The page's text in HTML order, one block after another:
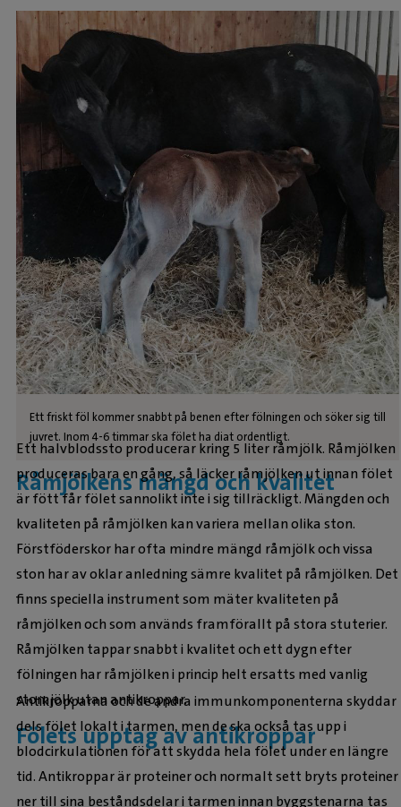
Ett friskt föl kommer snabbt på benen efter fölningen och söker sig till
juvret. Inom 4-6 timmar ska fölet ha diat ordentligt.
Råmjölkens mängd och kvalitet
Ett halvblodssto producerar kring 5 liter råmjölk. Råmjölken
produceras bara en gång, så läcker råmjölken ut innan fölet
är fött får fölet sannolikt inte i sig tillräckligt. Mängden och
kvaliteten på råmjölken kan variera mellan olika ston.
Förstföderskor har ofta mindre mängd råmjölk och vissa
ston har av oklar anledning sämre kvalitet på råmjölken. Det
finns speciella instrument som mäter kvaliteten på
råmjölken och som används framförallt på stora stuterier.
Råmjölken tappar snabbt i kvalitet och ett dygn efter
fölningen har råmjölken i princip helt ersatts med vanlig
stomjölk utan antikroppar.
Fölets upptag av antikroppar
Antikropparna och de andra immunkomponenterna skyddar
dels fölet lokalt i tarmen, men de ska också tas upp i
blodcirkulationen för att skydda hela fölet under en längre
tid. Antikroppar är proteiner och normalt sett bryts proteiner
ner till sina beståndsdelar i tarmen innan byggstenarna tas